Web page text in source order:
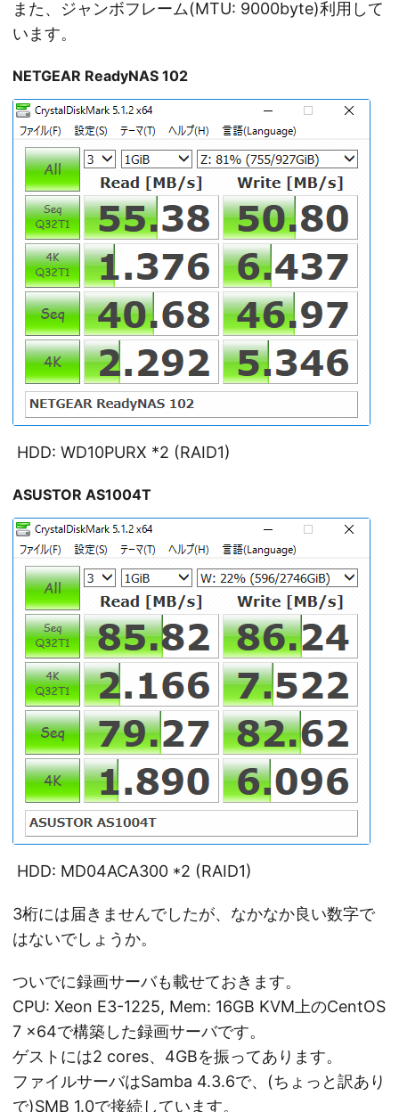
また、ジャンボフレーム(MTU: 9000byte)利用して
います。
NETGEAR ReadyNAS 102
HDD: WD10PURX *2 (RAID1)
ASUSTOR AS1004T
HDD: MD04ACA300 *2 (RAID1)
3桁には届きませんでしたが、なかなか良い数字で
はないでしょうか。
ついでに録画サーバも載せておきます。
CPU: Xeon E3-1225, Mem: 16GB KVM上のCentOS
7 x64で構築した録画サーバです。
ゲストには2 cores、4GBを振ってあります。
ファイルサーバはSamba 4.3.6で、(ちょっと訳あり
で)SMB 1.0で接続しています。